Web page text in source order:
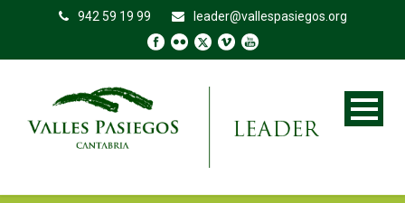
942 59 19 99 leader@vallespasiegos.org